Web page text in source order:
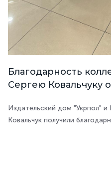
Благодарность
Сергею Ковальчуку
Издательский дом "Укрпол" и
Ковальчук получили